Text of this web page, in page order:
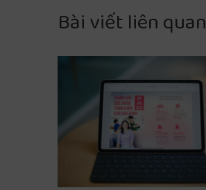
Bài viết liên quan